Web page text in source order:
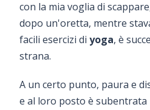
con la mia voglia di
dopo un'oretta, mentre
facili esercizi diyoga, è
strana.
A un certo punto, paura e
e al loro posto è subentrata